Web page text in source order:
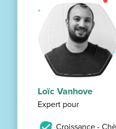
Loïc Vanhove
Expert pour